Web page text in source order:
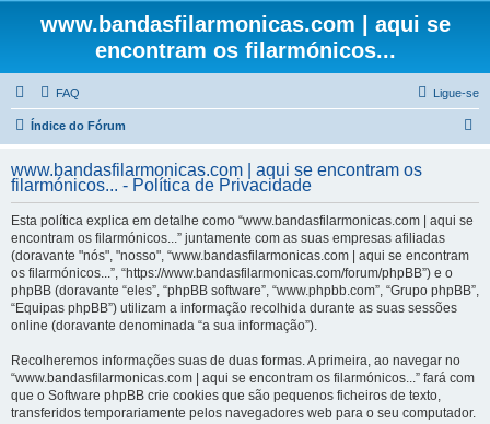
www.bandasfilarmonicas.com | aqui se
encontram os filarmónicos...
FAQ Ligue-se
Índice do Fórum
q
www.bandasfilarmonicas.com | aqui se encontram os
filarmónicos... - Política de Privacidade
Esta política explica em detalhe como “www.bandasfilarmonicas.com | aqui se
encontram os filarmónicos...” juntamente com as suas empresas afiliadas
(doravante "nós", "nosso", “www.bandasfilarmonicas.com | aqui se encontram
os filarmónicos...”, “https://www.bandasfilarmonicas.com/forum/phpBB”) e o
phpBB (doravante “eles”, “phpBB software”, “www.phpbb.com”, “Grupo phpBB”,
“Equipas phpBB”) utilizam a informação recolhida durante as suas sessões
online (doravante denominada “a sua informação”).
Recolheremos informações suas de duas formas. A primeira, ao navegar no
“www.bandasfilarmonicas.com | aqui se encontram os filarmónicos...” fará com
que o Software phpBB crie cookies que são pequenos ficheiros de texto,
transferidos temporariamente pelos navegadores web para o seu computador.